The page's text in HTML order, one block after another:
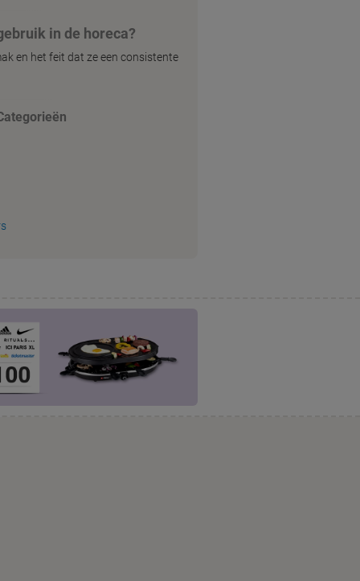
in de horeca?
en het feit dat ze een consistente